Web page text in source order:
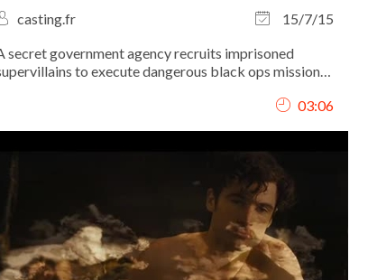
casting.fr
15/7/15
secret government agency recruits imprisoned
to execute dangerous black ops missions
03:06